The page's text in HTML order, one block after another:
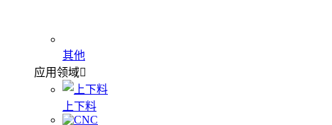
其他
应用领域
上下料